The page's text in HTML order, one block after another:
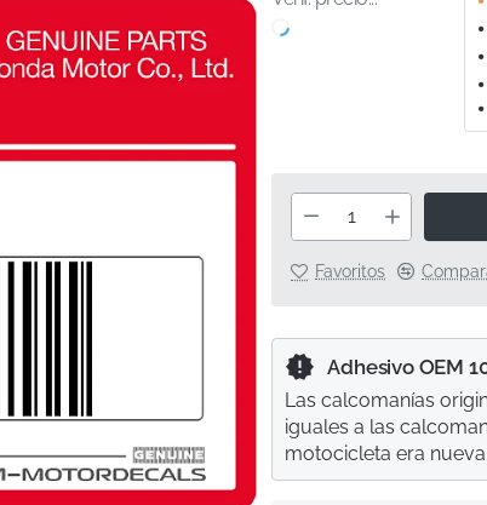
Favoritos
Adhesivo OEM
Las calcomanías
iguales a las
motocicleta era nueva.